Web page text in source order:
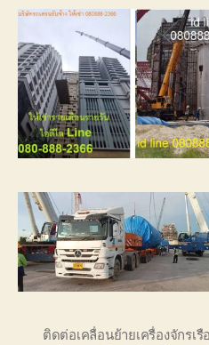
ติดต่อเคลื่อนย้ายเครื่องจักรเ